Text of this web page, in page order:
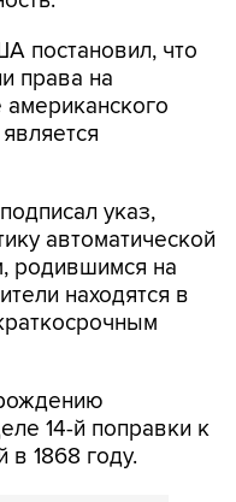
постановил, что
права на
американского
указ,
автоматической
родившимся на
находятся в
14-й поправки к
в 1868 году.